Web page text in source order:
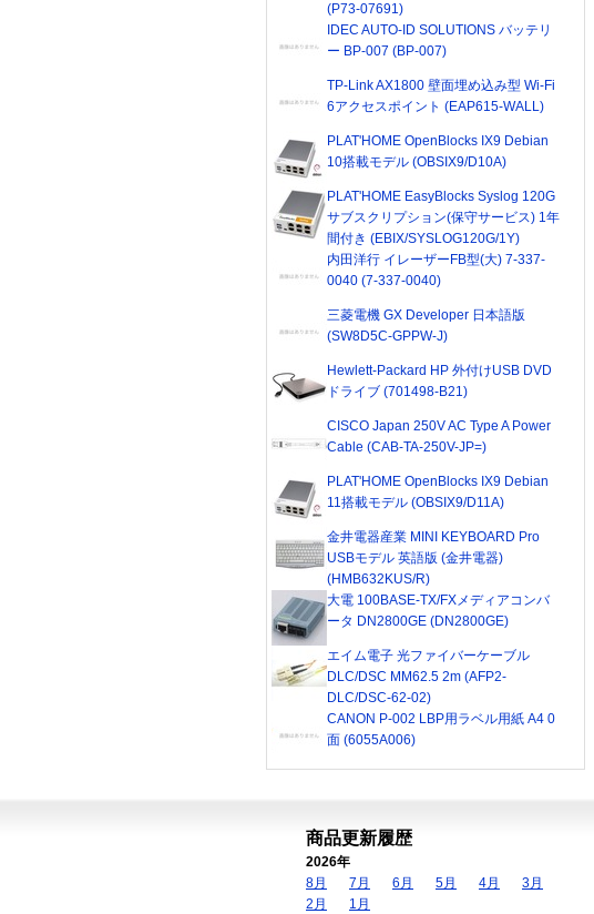
(P73-07691)
IDEC AUTO-ID SOLUTIONS バッテリ
ー BP-007 (BP-007)
TP-Link AX1800 壁面埋め込み型 Wi-Fi
6アクセスポイント (EAP615-WALL)
PLAT'HOME OpenBlocks IX9 Debian
10搭載モデル (OBSIX9/D10A)
PLAT'HOME EasyBlocks Syslog 120G
サブスクリプション(保守サービス) 1年
間付き (EBIX/SYSLOG120G/1Y)
内田洋行 イレーザーFB型(大) 7-337-
0040 (7-337-0040)
三菱電機 GX Developer 日本語版
(SW8D5C-GPPW-J)
Hewlett-Packard HP 外付けUSB DVD
ドライブ (701498-B21)
CISCO Japan 250V AC Type A Power
Cable (CAB-TA-250V-JP=)
PLAT'HOME OpenBlocks IX9 Debian
11搭載モデル (OBSIX9/D11A)
金井電器産業 MINI KEYBOARD Pro
USBモデル 英語版 (金井電器)
(HMB632KUS/R)
大電 100BASE-TX/FXメディアコンバ
ータ DN2800GE (DN2800GE)
エイム電子 光ファイバーケーブル
DLC/DSC MM62.5 2m (AFP2-
DLC/DSC-62-02)
CANON P-002 LBP用ラベル用紙 A4 0
面 (6055A006)
商品更新履歴
2026年
8月
7月 6月 5月 4月
3月
2月
1月